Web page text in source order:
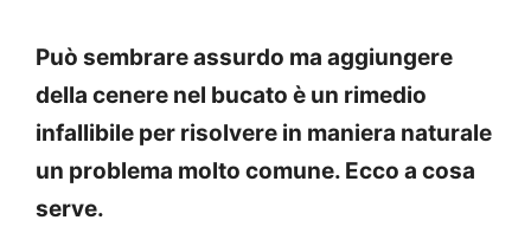
Può sembrare assurdo ma aggiungere
della cenere nel bucato è un rimedio
infallibile per risolvere in maniera naturale
un problema molto comune. Ecco a cosa
serve.